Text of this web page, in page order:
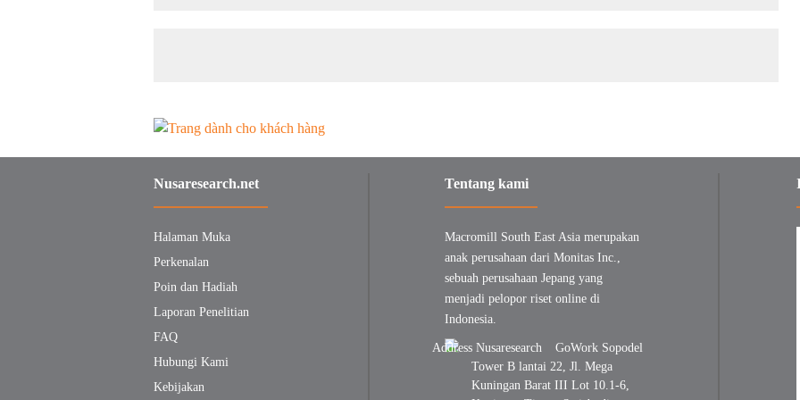
Nusaresearch.net
Halaman Muka
Perkenalan
Poin dan Hadiah
Laporan Penelitian
FAQ
Hubungi Kami
Kebijakan
Tentang kami
Macromill South East Asia merupakan
anak perusahaan dari Monitas Inc.,
sebuah perusahaan Jepang yang
menjadi pelopor riset online di
Indonesia.
GoWork Sopodel
Tower B lantai 22, Jl. Mega
Kuningan Barat III Lot 10.1-6,